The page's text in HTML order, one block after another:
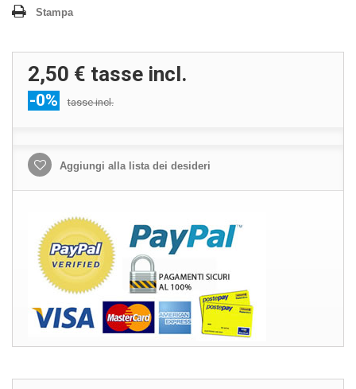
Stampa
2,50 € tasse incl.
-0% tasse incl.
Aggiungi alla lista dei desideri